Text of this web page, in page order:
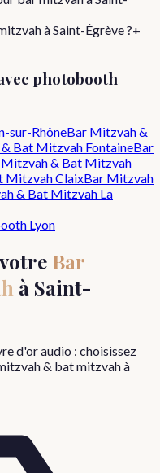
à Saint-Égrève ?+
photobooth
sur-RhôneBar Mitzvah &
Bat Mitzvah FontaineBar
& Bat Mitzvah
MitzvahClaixBar Mitzvah
& Bat Mitzvah La
Lyon
Bar
à Saint-
d'or audio : choisissez
& bat mitzvahà